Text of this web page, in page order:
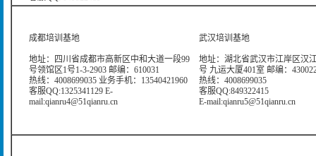
成都培训基地
地址：四川省成都市高新区中和大道一段99
号领馆区1号1-3-2903 邮编：610031
热线：4008699035 业务手机：13540421960
客服QQ:1325341129 E-
mail:qianru4@51qianru.cn
武汉培训基地
地址：湖北省武汉市江岸区汉
号 九运大厦401室 邮编：
热线：4008699035
客服QQ:849322415
E-mail:qianru5@51qianru.cn